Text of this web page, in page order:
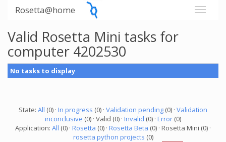
Rosetta@home
Valid Rosetta Mini tasks for
computer 4202530
No tasks to display
State: All (0) · In progress (0) · Validation pending (0) · Validation
inconclusive (0) · Valid (0) · Invalid (0) · Error (0)
Application: All (0) · Rosetta (0) · Rosetta Beta (0) · Rosetta Mini (0) ·
rosetta python projects (0)